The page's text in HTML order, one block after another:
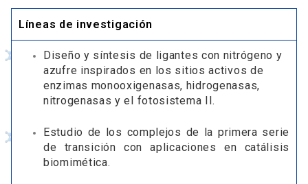
Líneas de investigación
Diseño y síntesis de ligantes con nitrógeno y
azufre inspirados en los sitios activos de
enzimas monooxigenasas, hidrogenasas,
nitrogenasas y el fotosistema II.
Estudio de los complejos de la primera serie
de transición con aplicaciones en catálisis
biomimética.